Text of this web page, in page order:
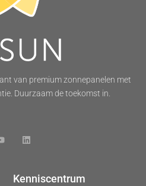
van premium zonnepanelen met
Duurzaam de toekomst in.
Kenniscentrum